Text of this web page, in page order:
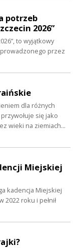
potrzeb
2026”
to wyjątkowy
przez
dla różnych
się jako
wieki na ziemiach…
Miejskiej
kadencja Miejskiej
2022 roku i pełnił